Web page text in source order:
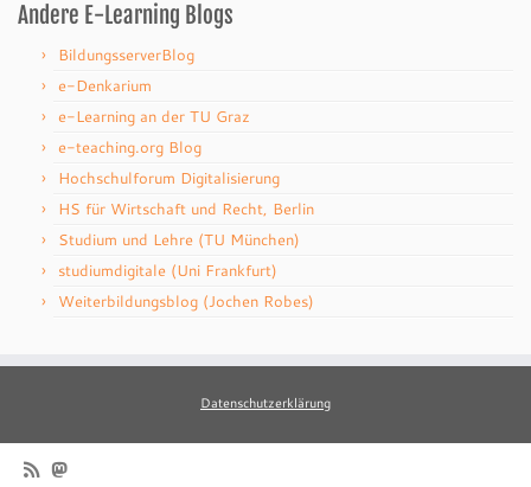
Andere E-Learning Blogs
BildungsserverBlog
e-Denkarium
e-Learning an der TU Graz
e-teaching.org Blog
Hochschulforum Digitalisierung
HS für Wirtschaft und Recht, Berlin
Studium und Lehre (TU München)
studiumdigitale (Uni Frankfurt)
Weiterbildungsblog (Jochen Robes)
Datenschutzerklärung